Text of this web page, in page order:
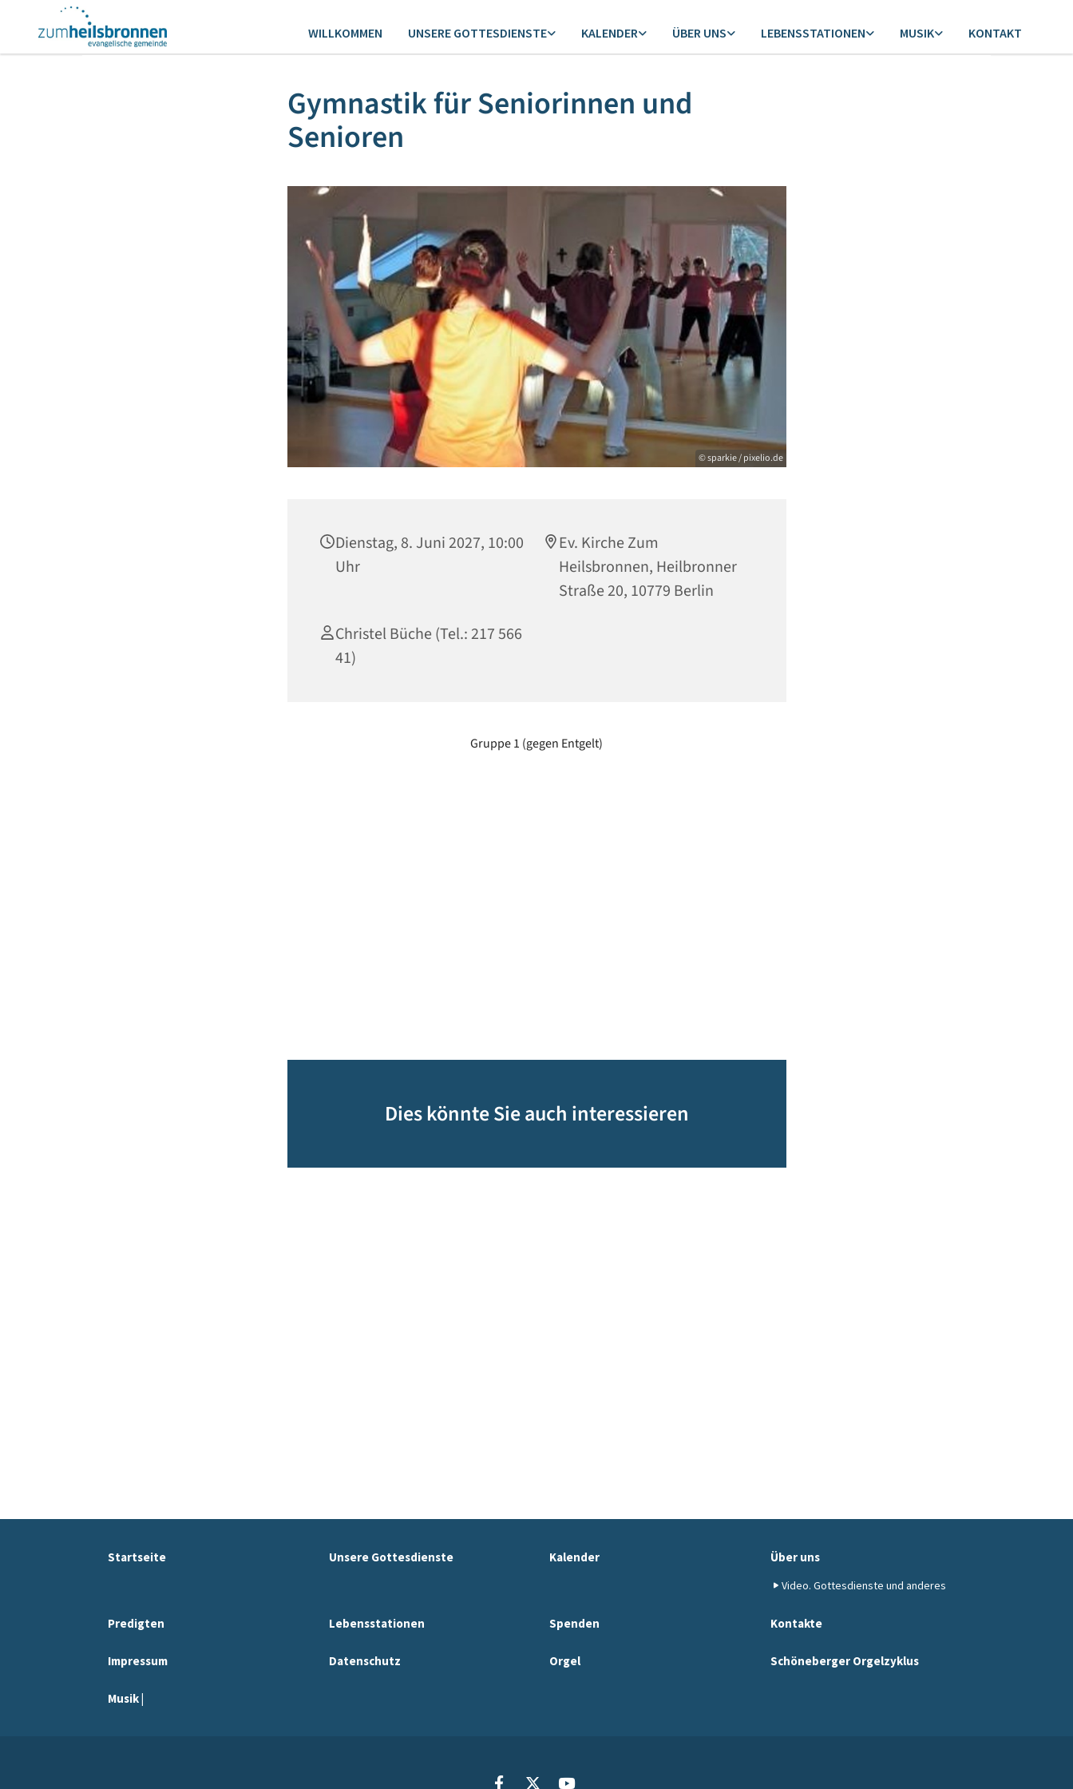
WILLKOMMEN UNSERE GOTTESDIENSTE KALENDER ÜBER UNS LEBENSSTATIONEN MUSIK KONTAKT
Gymnastik für Seniorinnen und
Senioren
© sparkie / pixelio.de
Dienstag, 8. Juni 2027, 10:00
Uhr
Ev. Kirche Zum
Heilsbronnen, Heilbronner
Straße 20, 10779 Berlin
Christel Büche (Tel.: 217 566
41)
Gruppe 1 (gegen Entgelt)
Dies könnte Sie auch interessieren
Startseite Unsere Gottesdienste Kalender Über uns
Video. Gottesdienste und anderes
Predigten Lebensstationen Spenden Kontakte
Impressum Datenschutz Orgel Schöneberger Orgelzyklus
Musik |